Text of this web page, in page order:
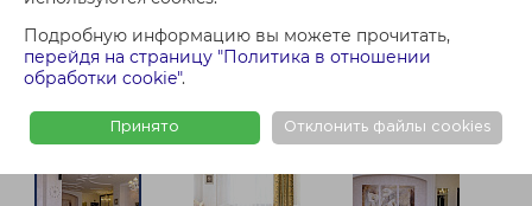
Подробную информацию вы можете прочитать,
перейдя на страницу "Политика в отношении
обработки cookie".
Принято Отклонить файлы cookies